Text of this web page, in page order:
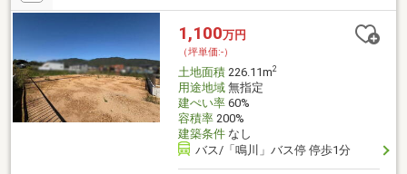
1,100万円
（坪単価:-）
土地面積226.11m2
用途地域無指定
建ぺい率60%
容積率200%
建築条件なし
バス/「鳴川」バス停 停歩1分